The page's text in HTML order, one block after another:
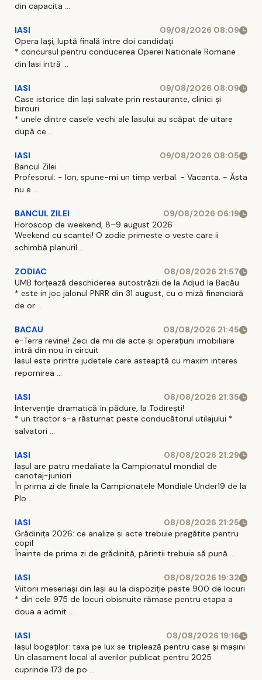
din capacita ...
IASI
09/08/2026 08:09
Opera Iași, luptă finală între doi candidați
* concursul pentru conducerea Operei Nationale Romane
din Iasi intră ...
IASI
09/08/2026 08:09
Case istorice din Iași salvate prin restaurante, clinici și
birouri
* unele dintre casele vechi ale Iasului au scăpat de uitare
după ce ...
IASI
09/08/2026 08:05
Bancul Zilei
Profesorul: - Ion, spune-mi un timp verbal. - Vacanta. - Ăsta
nu e ...
BANCUL ZILEI
09/08/2026 06:19
Horoscop de weekend, 8–9 august 2026
Weekend cu scantei! O zodie primeste o veste care ii
schimbă planuril ...
ZODIAC
08/08/2026 21:57
UMB forțează deschiderea autostrăzii de la Adjud la Bacău
* este in joc jalonul PNRR din 31 august, cu o miză financiară
de or ...
BACAU
08/08/2026 21:45
e-Terra revine! Zeci de mii de acte și operațiuni imobiliare
intră din nou în circuit
Iasul este printre judetele care asteaptă cu maxim interes
repornirea ...
IASI
08/08/2026 21:35
Intervenție dramatică în pădure, la Todirești!
* un tractor s-a răsturnat peste conducătorul utilajului *
salvatori ...
IASI
08/08/2026 21:29
Iaşul are patru medaliate la Campionatul mondial de
canotaj-juniori
În prima zi de finale la Campionatele Mondiale Under19 de la
Plo ...
IASI
08/08/2026 21:25
Grădinița 2026: ce analize și acte trebuie pregătite pentru
copil
Înainte de prima zi de grădinită, părintii trebuie să pună ...
IASI
08/08/2026 19:32
Viitorii meseriași din Iași au la dispoziție peste 900 de locuri
* din cele 975 de locuri obisnuite rămase pentru etapa a
doua a admit ...
IASI
08/08/2026 19:16
Iașul bogaților: taxa pe lux se triplează pentru case și mașini
Un clasament local al averilor publicat pentru 2025
cuprinde 173 de po ...